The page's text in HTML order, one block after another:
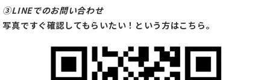
③LINEでのお問い合わせ
写真ですぐ確認してもらいたい！という方はこちら。